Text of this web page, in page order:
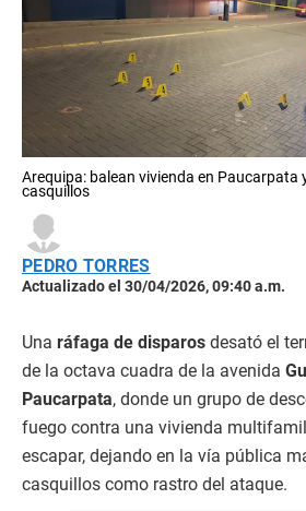
Arequipa: balean vivienda en Paucarpata
casquillos
PEDRO TORRES
Actualizado el 30/04/2026, 09:40 a.m.
Una ráfaga de disparos desató el
de la octava cuadra de la avenida
Paucarpata, donde un grupo de
fuego contra una vivienda
escapar, dejando en la vía pública
casquillos como rastro del ataque.